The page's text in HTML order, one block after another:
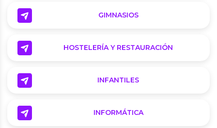
GIMNASIOS
HOSTELERÍA Y RESTAURACIÓN
INFANTILES
INFORMÁTICA